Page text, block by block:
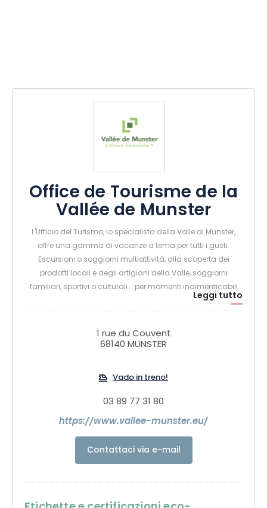
Office de Tourisme de la
Vallée de Munster
L'Ufficio del Turismo, lo specialista della Valle di Munster,
offre una gamma di vacanze a tema per tutti i gusti.
Escursioni o soggiorni multiattività, alla scoperta dei
prodotti locali e degli artigiani della Valle, soggiorni
familiari, sportivi o culturali... per momenti indimenticabili
lontano dalla vita quotidiana, fate il pieno di energia
nell'aria fresca della Valle di Munster!
Leggi tutto
1 rue du Couvent
68140 MUNSTER
Vado in treno!
03 89 77 31 80
https://www.vallee-munster.eu/
Contattaci via e-mail